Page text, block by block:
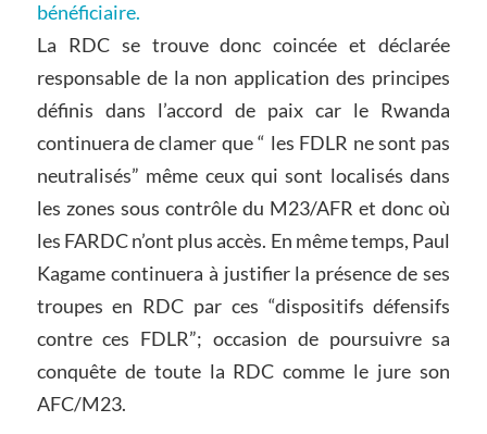
bénéficiaire.
La RDC se trouve donc coincée et déclarée
responsable de la non application des principes
définis dans l’accord de paix car le Rwanda
continuera de clamer que “ les FDLR ne sont pas
neutralisés” même ceux qui sont localisés dans
les zones sous contrôle du M23/AFR et donc où
les FARDC n’ont plus accès. En même temps, Paul
Kagame continuera à justifier la présence de ses
troupes en RDC par ces “dispositifs défensifs
contre ces FDLR”; occasion de poursuivre sa
conquête de toute la RDC comme le jure son
AFC/M23.